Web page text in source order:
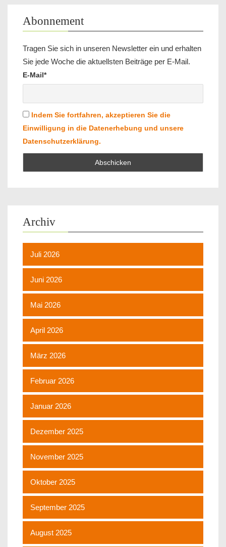
Abonnement
Tragen Sie sich in unseren Newsletter ein und erhalten
Sie jede Woche die aktuellsten Beiträge per E-Mail.
E-Mail*
Indem Sie fortfahren, akzeptieren Sie die
Einwilligung in die Datenerhebung und unsere
Datenschutzerklärung.
Archiv
Juli 2026
Juni 2026
Mai 2026
April 2026
März 2026
Februar 2026
Januar 2026
Dezember 2025
November 2025
Oktober 2025
September 2025
August 2025